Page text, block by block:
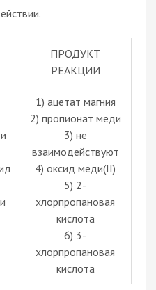
ПРОДУКТ
РЕАКЦИИ
1) ацетат магния
2) пропионат меди
3) не
взаимодействуют
4) оксид меди(II)
5) 2-
хлорпропановая
кислота
6) 3-
хлорпропановая
кислота